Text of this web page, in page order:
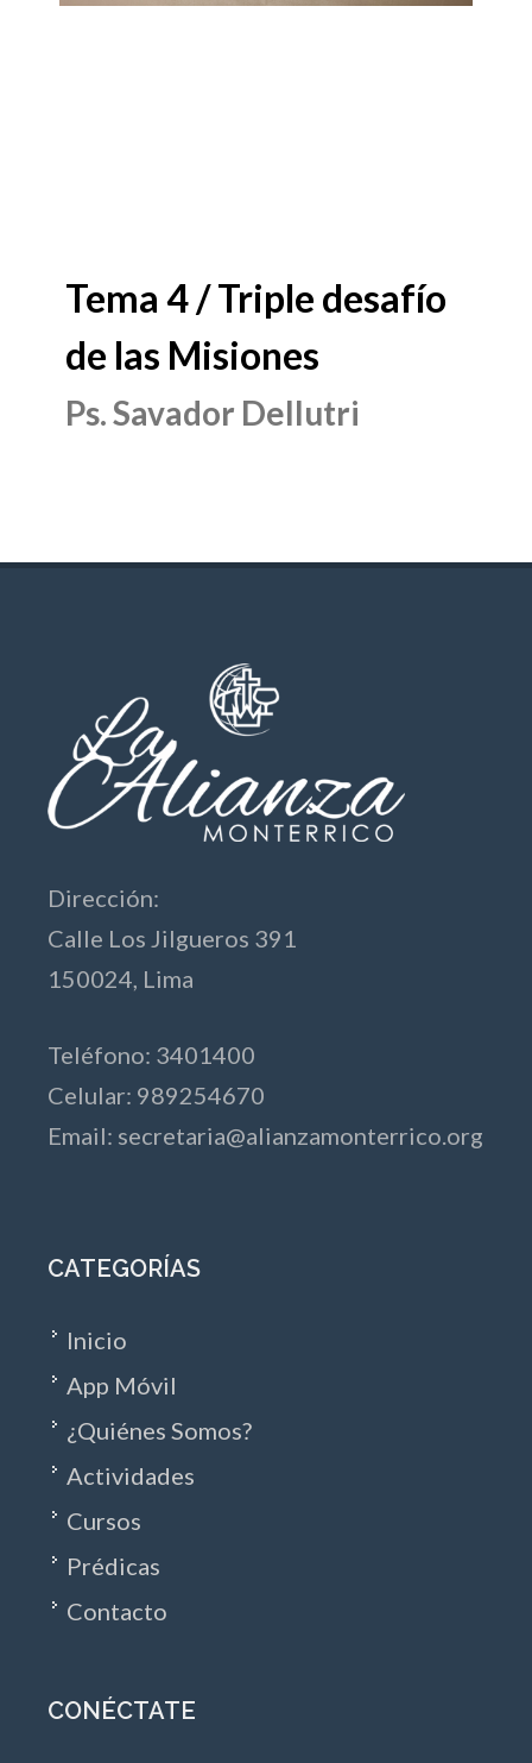
Tema 4 / Triple desafío
de las Misiones
Ps. Savador Dellutri
Dirección:
Calle Los Jilgueros 391
150024, Lima
Teléfono: 3401400
Celular: 989254670
Email: secretaria@alianzamonterrico.org
CATEGORÍAS
Inicio
App Móvil
¿Quiénes Somos?
Actividades
Cursos
Prédicas
Contacto
CONÉCTATE